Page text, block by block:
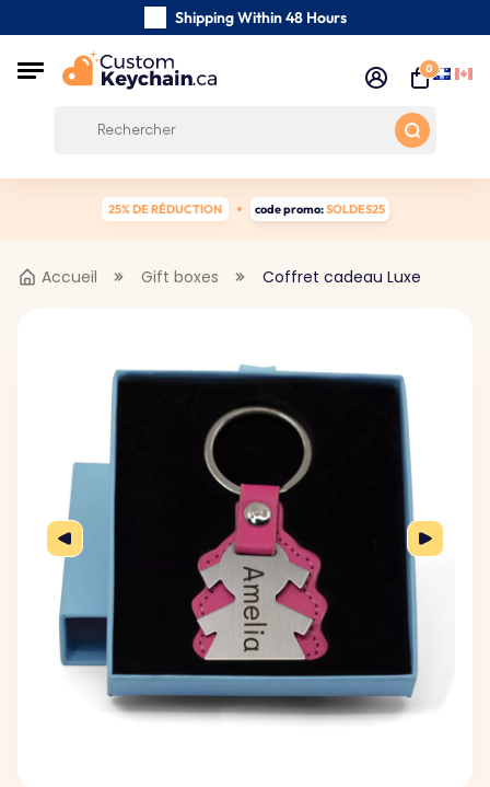
Shipping Within 48 Hours
Customer reviews:
0
25% DE RÉDUCTION code promo:SOLDES25
Accueil Gift boxes Coffret cadeau Luxe